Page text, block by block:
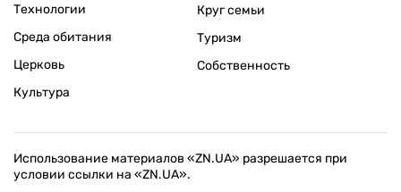
Технологии
Среда обитания
Церковь
Культура
Круг семьи
Туризм
Собственность
Использование материалов «ZN.UA» разрешается при
условии ссылки на «ZN.UA».